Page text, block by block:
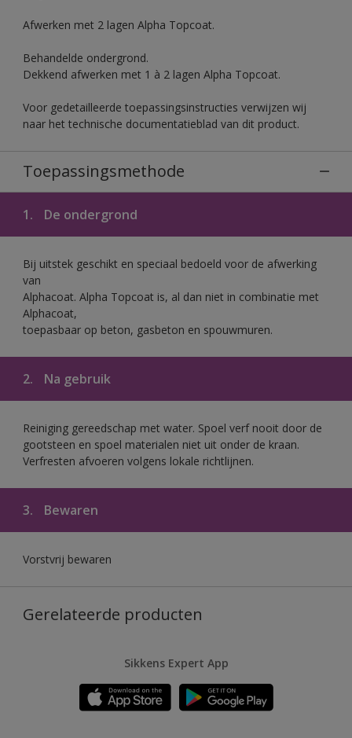
Afwerken met 2 lagen Alpha Topcoat.
Behandelde ondergrond.
Dekkend afwerken met 1 à 2 lagen Alpha Topcoat.
Voor gedetailleerde toepassingsinstructies verwijzen wij
naar het technische documentatieblad van dit product.
Toepassingsmethode
1. De ondergrond
Bij uitstek geschikt en speciaal bedoeld voor de afwerking
van
Alphacoat. Alpha Topcoat is, al dan niet in combinatie met
Alphacoat,
toepasbaar op beton, gasbeton en spouwmuren.
2. Na gebruik
Reiniging gereedschap met water. Spoel verf nooit door de
gootsteen en spoel materialen niet uit onder de kraan.
Verfresten afvoeren volgens lokale richtlijnen.
3. Bewaren
Vorstvrij bewaren
Gerelateerde producten
Sikkens Expert App